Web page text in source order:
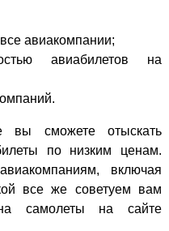
авиакомпании;
авиабилетов на
сможете отыскать
по низким ценам.
включая
все же советуем вам
самолеты на сайте